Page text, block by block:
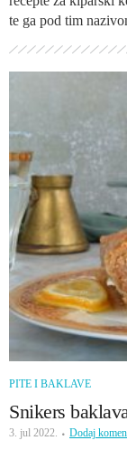
te ga pod tim
PITE I BAKLAVE
Snikers
3. jul 2022. Dodaj